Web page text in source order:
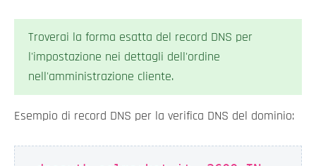
Troverai la forma esatta del record DNS per
l'impostazione nei dettagli dell'ordine
nell'amministrazione cliente.
Esempio di record DNS per la verifica DNS del dominio: